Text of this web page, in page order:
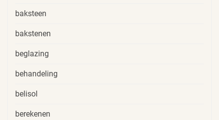
baksteen
bakstenen
beglazing
behandeling
belisol
berekenen